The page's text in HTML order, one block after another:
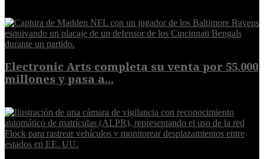
Electronic Arts completa su venta por 55.000
millones y pasa a...